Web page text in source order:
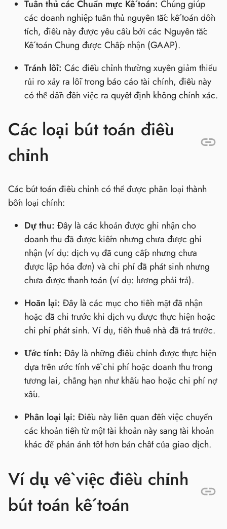
Tuân thủ các Chuẩn mực Kế toán: Chúng giúp
các doanh nghiệp tuân thủ nguyên tắc kế toán dồn
tích, điều này được yêu cầu bởi các Nguyên tắc
Kế toán Chung được Chấp nhận (GAAP).
Tránh lỗi: Các điều chỉnh thường xuyên giảm thiểu
rủi ro xảy ra lỗi trong báo cáo tài chính, điều này
có thể dẫn đến việc ra quyết định không chính xác.
Các loại bút toán điều
chỉnh
Các bút toán điều chỉnh có thể được phân loại thành
bốn loại chính:
Dự thu: Đây là các khoản được ghi nhận cho
doanh thu đã được kiếm nhưng chưa được ghi
nhận (ví dụ: dịch vụ đã cung cấp nhưng chưa
được lập hóa đơn) và chi phí đã phát sinh nhưng
chưa được thanh toán (ví dụ: lương phải trả).
Hoãn lại: Đây là các mục cho tiền mặt đã nhận
hoặc đã chi trước khi dịch vụ được thực hiện hoặc
chi phí phát sinh. Ví dụ, tiền thuê nhà đã trả trước.
Ước tính: Đây là những điều chỉnh được thực hiện
dựa trên ước tính về chi phí hoặc doanh thu trong
tương lai, chẳng hạn như khấu hao hoặc chi phí nợ
xấu.
Phân loại lại: Điều này liên quan đến việc chuyển
các khoản tiền từ một tài khoản này sang tài khoản
khác để phản ánh tốt hơn bản chất của giao dịch.
Ví dụ về việc điều chỉnh
bút toán kế toán